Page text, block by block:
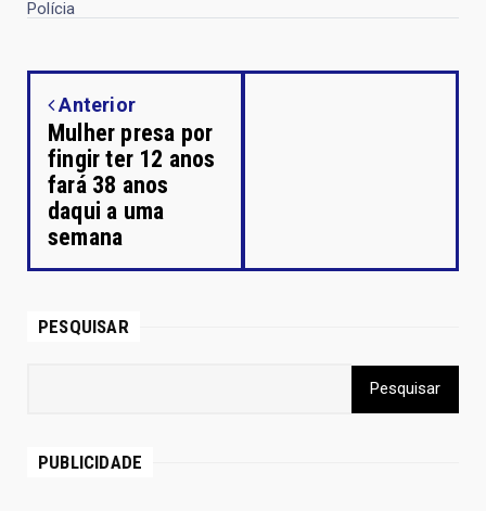
Polícia
Anterior
Mulher presa por
fingir ter 12 anos
fará 38 anos
daqui a uma
semana
PESQUISAR
PUBLICIDADE